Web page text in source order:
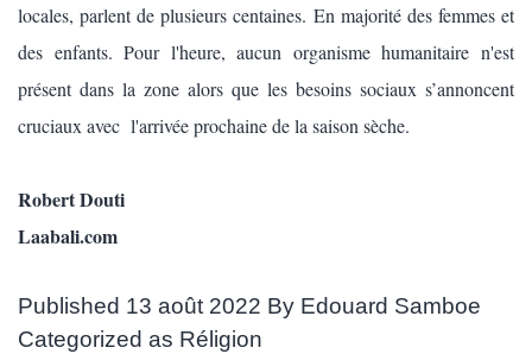
locales, parlent de plusieurs centaines. En majorité des femmes et
des enfants. Pour l'heure, aucun organisme humanitaire n'est
présent dans la zone alors que les besoins sociaux s’annoncent
cruciaux avec l'arrivée prochaine de la saison sèche.
Robert Douti
Laabali.com
Published 13 août 2022 By Edouard Samboe
Categorized as Réligion